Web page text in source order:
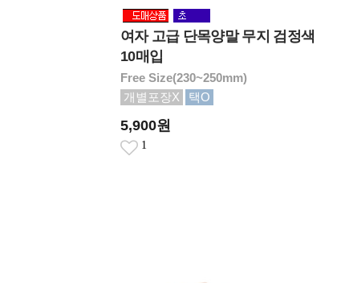
여자 고급 단목양말 무지 검정색
10매입
Free Size(230~250mm)
개별포장X
택O
5,900원
1